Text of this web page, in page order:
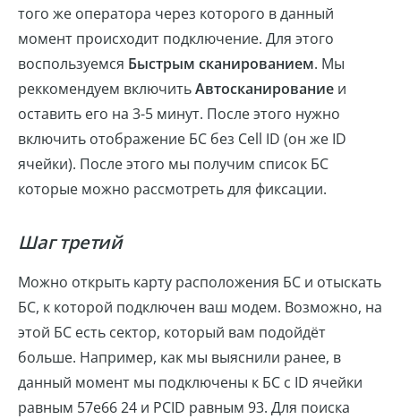
того же оператора через которого в данный
момент происходит подключение. Для этого
воспользуемся Быстрым сканированием. Мы
реккомендуем включитьАвтосканирование и
оставить его на 3-5 минут. После этого нужно
включить отображение БС без Cell ID (он же ID
ячейки). После этого мы получим список БС
которые можно рассмотреть для фиксации.
Шаг третий
Можно открыть карту расположения БС и отыскать
БС, к которой подключен ваш модем. Возможно, на
этой БС есть сектор, который вам подойдёт
больше. Например, как мы выяснили ранее, в
данный момент мы подключены к БС с ID ячейки
равным 57e66 24 и PCID равным 93. Для поиска